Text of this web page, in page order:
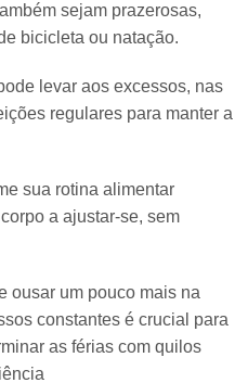
sejam prazerosas,
bicicleta ou natação.
levar aos excessos, nas
regulares para manter a
sua rotina alimentar
a ajustar-se, sem
ousar um pouco mais na
constantes é crucial para
as férias com quilos